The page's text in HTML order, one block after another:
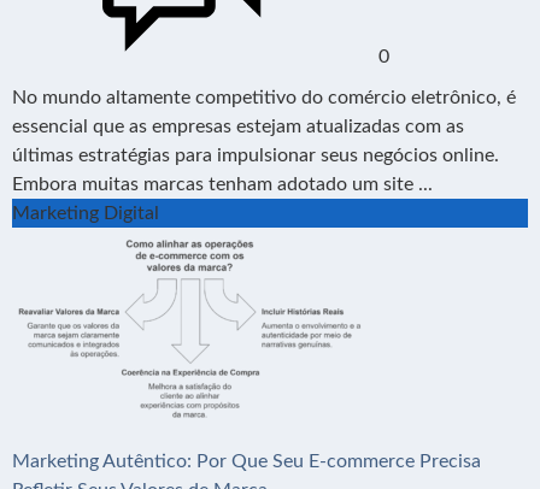
0
No mundo altamente competitivo do comércio eletrônico, é
essencial que as empresas estejam atualizadas com as
últimas estratégias para impulsionar seus negócios online.
Embora muitas marcas tenham adotado um site ...
Marketing Digital
Marketing Autêntico: Por Que Seu E-commerce Precisa